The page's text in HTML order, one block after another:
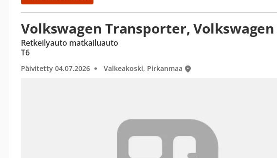
Volkswagen Transporter, Volkswagen
Retkeilyauto matkailuauto
T6
Päivitetty 04.07.2026 Valkeakoski, Pirkanmaa